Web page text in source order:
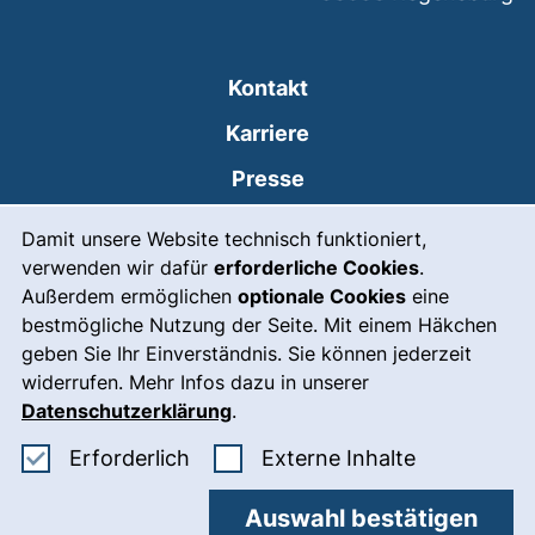
Damit unsere Website technisch funktioniert,
verwenden wir dafür erforderliche Cookies.
Außerdem ermöglichen optionale Cookies eine
bestmögliche Nutzung der Seite. Mit einem Häkchen
geben Sie Ihr Einverständnis. Sie können jederzeit
widerrufen. Mehr Infos dazu in unserer
Datenschutzerklärung.
Erforderlich Erforderliche Cookies akzeptieren
Externe Inhalte: Externe
Auswahl bestätigen
Kontakt
Karriere
Presse
Leichte Sprache
Gebärdensprache
Notfall(externer Link, öffnet
Impressum
Barrierefreiheit
Datenschutz